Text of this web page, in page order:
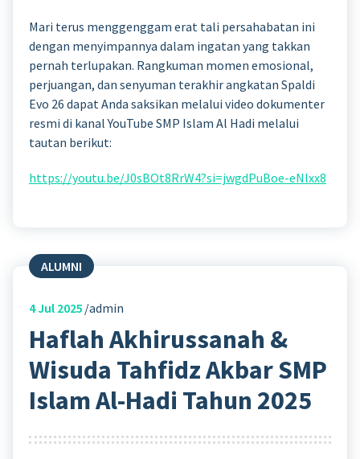
Mari terus menggenggam erat tali persahabatan ini
dengan menyimpannya dalam ingatan yang takkan
pernah terlupakan. Rangkuman momen emosional,
perjuangan, dan senyuman terakhir angkatan Spaldi
Evo 26 dapat Anda saksikan melalui video dokumenter
resmi di kanal YouTube SMP Islam Al Hadi melalui
tautan berikut:
https://youtu.be/J0sBOt8RrW4?si=jwgdPuBoe-eNlxx8
ALUMNI
4Jul 2025 admin
Haflah Akhirussanah &
Wisuda Tahfidz Akbar SMP
Islam Al-Hadi Tahun 2025